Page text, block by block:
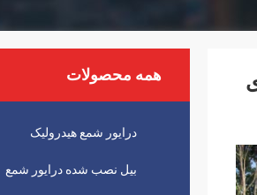
همه محصولات
درایور شمع هیدرولیک
بیل نصب شده درایور شمع